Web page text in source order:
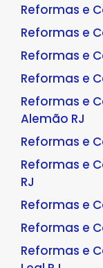
Reformas e
Reformas e
Reformas e
Reformas e
Reformas e
Alemão RJ
Reformas e
Reformas e
RJ
Reformas e
Reformas e
Reformas e